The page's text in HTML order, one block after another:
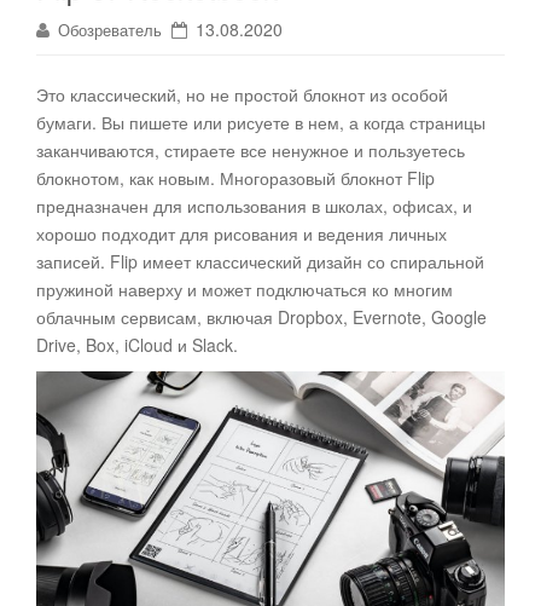
Обозреватель 13.08.2020
Это классический, но не простой блокнот из особой
бумаги. Вы пишете или рисуете в нем, а когда страницы
заканчиваются, стираете все ненужное и пользуетесь
блокнотом, как новым. Многоразовый блокнот Flip
предназначен для использования в школах, офисах, и
хорошо подходит для рисования и ведения личных
записей. Flip имеет классический дизайн со спиральной
пружиной наверху и может подключаться ко многим
облачным сервисам, включая Dropbox, Evernote, Google
Drive, Box, iCloud и Slack.